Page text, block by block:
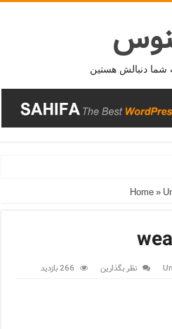
دنبالش هستین
»
نظر بگذارین 266 بازدید